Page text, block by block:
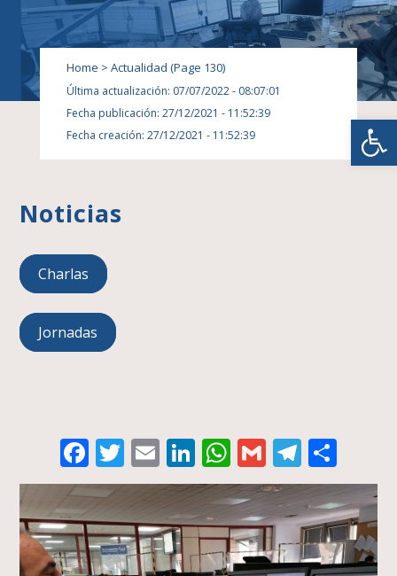
Home > Actualidad (Page 130)
Última actualización: 07/07/2022 - 08:07:01
Fecha publicación: 27/12/2021 - 11:52:39
Fecha creación: 27/12/2021 - 11:52:39
Noticias
Charlas
Jornadas
Facebook
Twitter
EmailLinkedIn
WhatsApp
Gmail